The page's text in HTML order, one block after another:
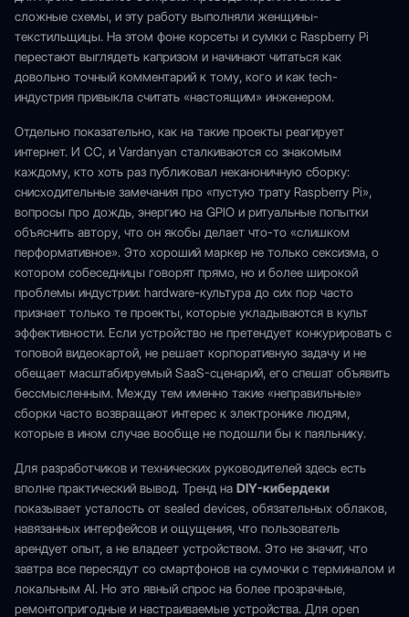
сложные схемы, и эту работу выполняли женщины-
текстильщицы. На этом фоне корсеты и сумки с Raspberry Pi
перестают выглядеть капризом и начинают читаться как
довольно точный комментарий к тому, кого и как tech-
индустрия привыкла считать «настоящим» инженером.
Отдельно показательно, как на такие проекты реагирует
интернет. И CC, и Vardanyan сталкиваются со знакомым
каждому, кто хоть раз публиковал неканоничную сборку:
снисходительные замечания про «пустую трату Raspberry Pi»,
вопросы про дождь, энергию на GPIO и ритуальные попытки
объяснить автору, что он якобы делает что-то «слишком
перформативное». Это хороший маркер не только сексизма, о
котором собеседницы говорят прямо, но и более широкой
проблемы индустрии: hardware-культура до сих пор часто
признает только те проекты, которые укладываются в культ
эффективности. Если устройство не претендует конкурировать с
топовой видеокартой, не решает корпоративную задачу и не
обещает масштабируемый SaaS-сценарий, его спешат объявить
бессмысленным. Между тем именно такие «неправильные»
сборки часто возвращают интерес к электронике людям,
которые в ином случае вообще не подошли бы к паяльнику.
Для разработчиков и технических руководителей здесь есть
вполне практический вывод. Тренд на DIY-кибердеки
показывает усталость от sealed devices, обязательных облаков,
навязанных интерфейсов и ощущения, что пользователь
арендует опыт, а не владеет устройством. Это не значит, что
завтра все пересядут со смартфонов на сумочки с терминалом и
локальным AI. Но это явный спрос на более прозрачные,
ремонтопригодные и настраиваемые устройства. Для open